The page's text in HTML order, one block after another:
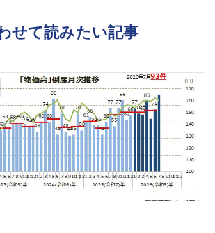
せて読みたい記事